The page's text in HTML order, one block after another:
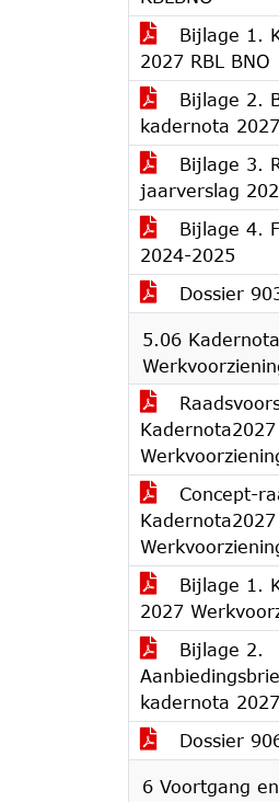
Bijlage 1.
2027 RBL BNO
Bijlage 2.
kadernota
Bijlage 3.
jaarverslag
Bijlage 4.
2024-2025
Dossier
5.06
Kadernota2027
Concept-
Kadernota2027
Bijlage 1.
2027
Bijlage 2.
kadernota 2027
Dossier
6 Voortgang en